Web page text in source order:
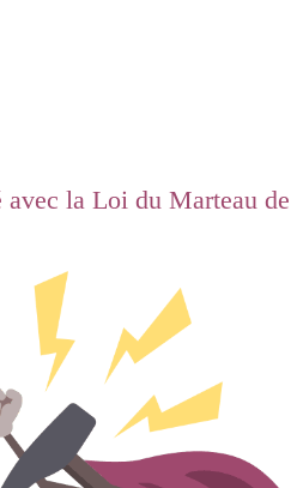
la Loi du Marteau de